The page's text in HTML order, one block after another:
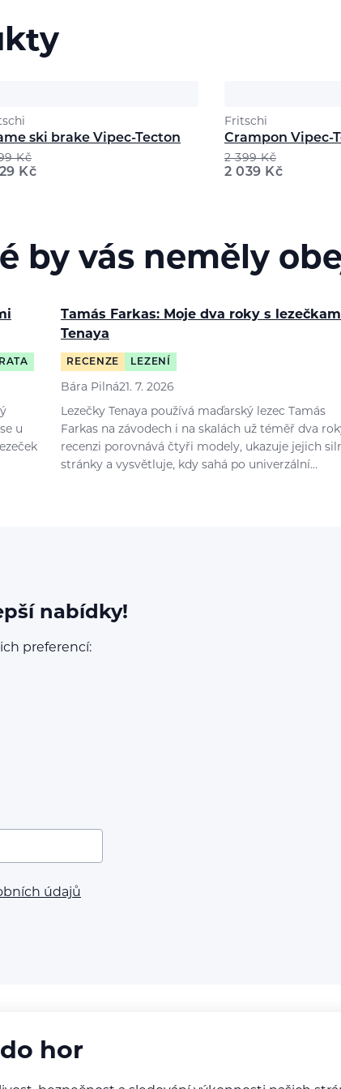
ski brake Vipec-Tecton
Kč
Kč
Fritschi
Crampon Vipec-
2 399Kč
2 039 Kč
by vás neměly
u
Tamás Farkas: Moje dva roky s
Tenaya
RECENZE LEZENÍ
Bára Pilná21. 7. 2026
Lezečky Tenaya používá maďarský lezec Tamás
Farkas na závodech i na skalách už téměř dva
recenzi porovnává čtyři modely, ukazuje jejich
stránky a vysvětluje, kdy sahá po univerzální…
nabídky!
preferencí:
údajů
hor